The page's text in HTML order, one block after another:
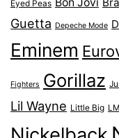
Eyed Peas Bon Jovi
Guetta Depeche Mode
Eminem
Fighters Gorillaz
Lil Wayne Little Big